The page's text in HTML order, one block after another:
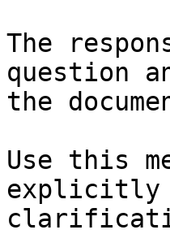
The
question
the
Use this
explicitly